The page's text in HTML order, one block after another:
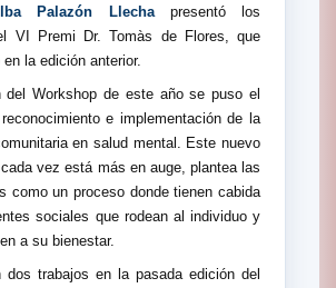
Palazón Llechapresentó los
VI Premi Dr. Tomàs de Flores, que
la edición anterior.
del Workshop de este año se puso el
e implementación de la
en salud mental. Este nuevo
vez está más en auge, plantea las
como un proceso donde tienen cabida
sociales que rodean al individuo y
a su bienestar.
dos trabajos en la pasada edición del